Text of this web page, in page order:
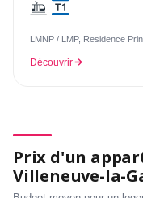
LMNP / LMP, Residence
Découvrir
Prix d'un
Villeneuve-la-